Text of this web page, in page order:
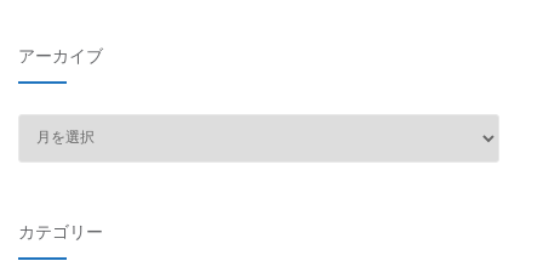
アーカイブ
ブ
カテゴリー